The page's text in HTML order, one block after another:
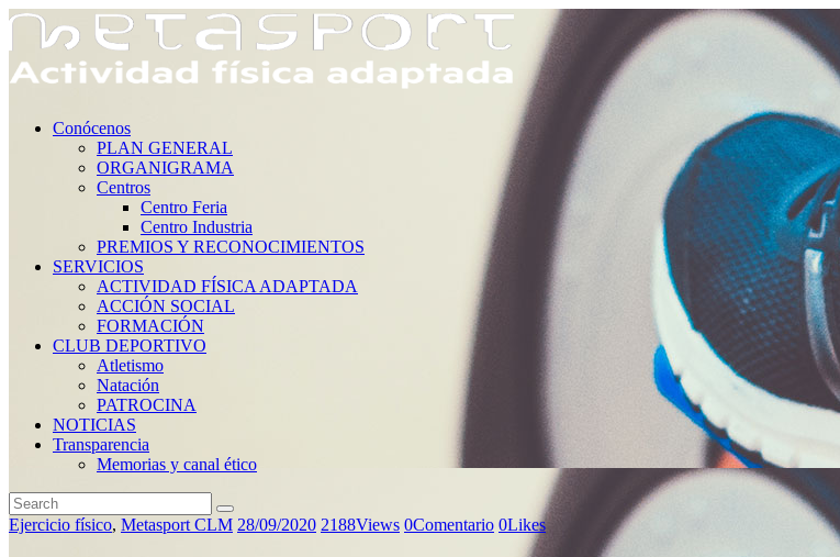
Conócenos
PLAN GENERAL
ORGANIGRAMA
Centros
Centro Feria
Centro Industria
PREMIOS Y RECONOCIMIENTOS
SERVICIOS
ACTIVIDAD FÍSICA ADAPTADA
ACCIÓN SOCIAL
FORMACIÓN
CLUB DEPORTIVO
Atletismo
Natación
PATROCINA
NOTICIAS
Transparencia
Memorias y canal ético
Ejercicio físico, Metasport CLM 28/09/2020 2188Views 0Comentario 0Likes